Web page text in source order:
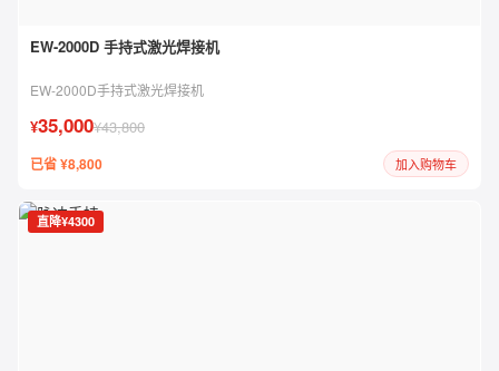
EW-2000D 手持式激光焊接机
EW-2000D手持式激光焊接机
¥35,000¥43,800
已省 ¥8,800 加入购物车
直降¥4300